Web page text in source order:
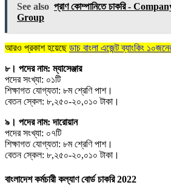
See also প্রাণ কোম্পানিতে চাকরি -
Group
আরও প্রকাশ হয়েছেডাচ বাংলা এজেন্ট ব্যাংকিং
৮। পদের নাম: ম্যাসেঞ্জার
পদের সংখ্যা: ০১টি
শিক্ষাগত যোগ্যতা: ৮ম শ্রেণি পাশ।
বেতন স্কেল: ৮,২৫০-২০,০১০ টাকা।
৯। পদের নাম: দারোয়ান
পদের সংখ্যা: ০৭টি
শিক্ষাগত যোগ্যতা: ৮ম শ্রেণি পাশ।
বেতন স্কেল: ৮,২৫০-২০,০১০ টাকা।
বাংলাদেশ কর্মচারী কল্যাণ বোর্ড চাকরি 2022